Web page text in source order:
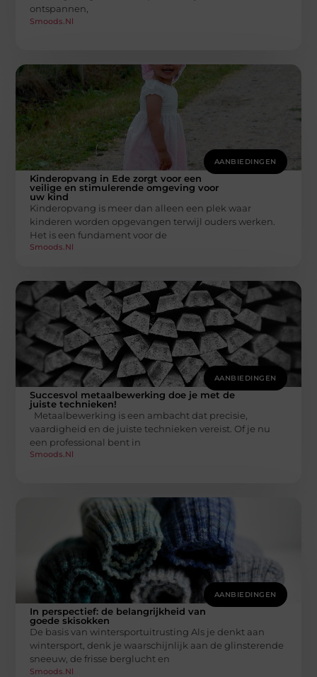
ontspannen,
Smoods.nl
AANBIEDINGEN
Kinderopvang in Ede zorgt voor een
veilige en stimulerende omgeving voor
uw kind
Kinderopvang is meer dan alleen een plek waar
kinderen worden opgevangen terwijl ouders werken.
Het is een fundament voor de
Smoods.nl
AANBIEDINGEN
Succesvol metaalbewerking doe je met de
juiste technieken!
Metaalbewerking is een ambacht dat precisie,
vaardigheid en de juiste technieken vereist. Of je nu
een professional bent in
Smoods.nl
AANBIEDINGEN
In perspectief: de belangrijkheid van
goede skisokken
De basis van wintersportuitrusting Als je denkt aan
wintersport, denk je waarschijnlijk aan de glinsterende
sneeuw, de frisse berglucht en
Smoods.nl